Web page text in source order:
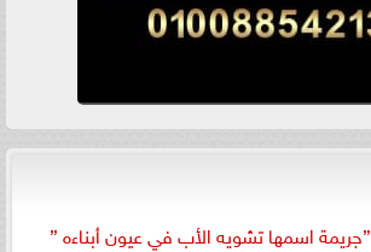
”جريمة اسمها تشويه الأب في عيون أبناءه ”